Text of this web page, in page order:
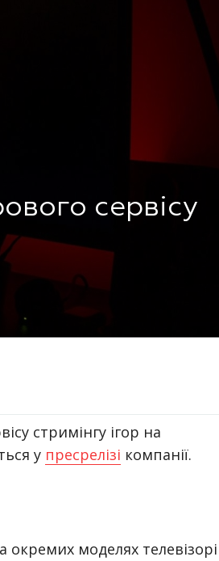
сервісу
стримінгу ігор на
у пресрелізі компанії.
моделях